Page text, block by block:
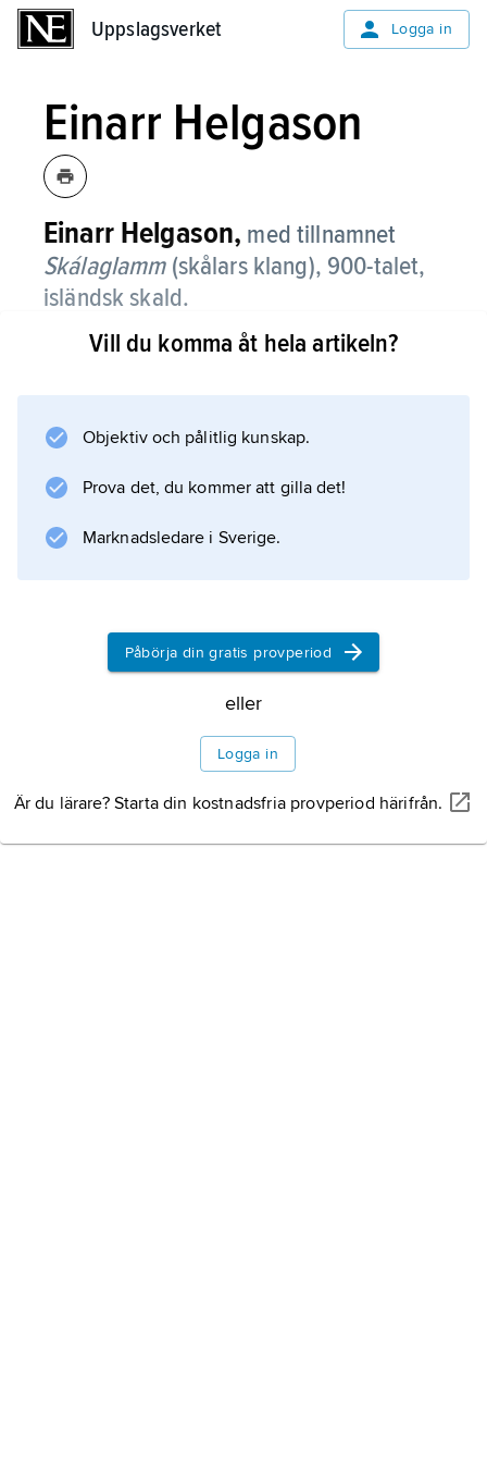
Uppslagsverket Logga in
Einarr Helgason
Einarr Helgason, med tillnamnet
Skálaglamm(skålars klang), 900-talet,
isländsk skald.
I Norge blev han en av hirdskalderna kring
drapan
(”Guldbrist”) till Håkon, vars insatser för den
hedniska kulten prisas. Diktens titel anses
vara en maning till mottagaren att visa skalden
Information om artikeln
Vill du komma åt hela artikeln?
Objektiv och pålitlig kunskap.
Prova det, du kommer att gilla det!
Marknadsledare i Sverige.
Påbörja din gratis provperiod
eller
Logga in
Är du lärare? Starta din kostnadsfria provperiod härifrån.